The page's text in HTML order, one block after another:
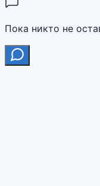
Пока никто не